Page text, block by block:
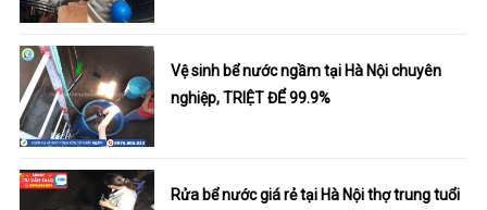
Vệ sinh bể nước ngầm tại Hà Nội chuyên
nghiệp, TRIỆT ĐỂ 99.9%
Rửa bể nước giá rẻ tại Hà Nội thợ trung tuổi